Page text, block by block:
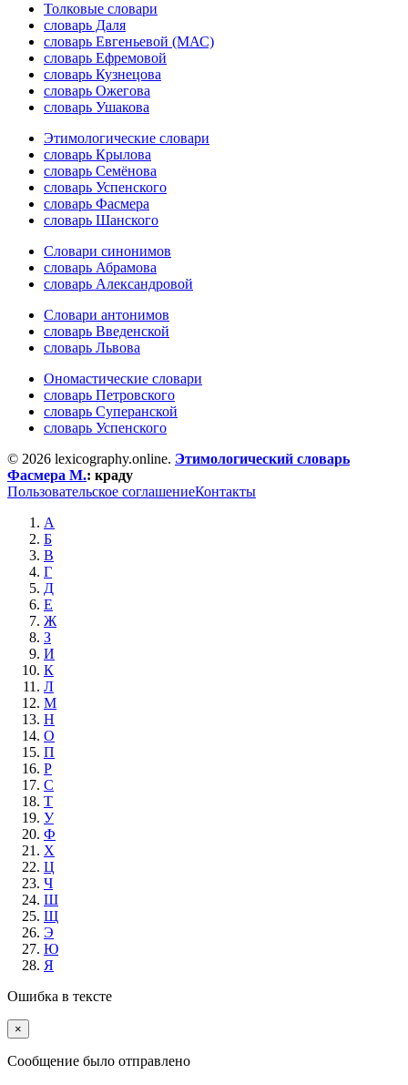
Толковые словари
словарь Даля
словарь Евгеньевой (МАС)
словарь Ефремовой
словарь Кузнецова
словарь Ожегова
словарь Ушакова
Этимологические словари
словарь Крылова
словарь Семёнова
словарь Успенского
словарь Фасмера
словарь Шанского
Словари синонимов
словарь Абрамова
словарь Александровой
Словари антонимов
словарь Введенской
словарь Львова
Ономастические словари
словарь Петровского
словарь Суперанской
словарь Успенского
© 2026 lexicography.online. Этимологический словарь
Фасмера М.: краду
Пользовательское соглашениеКонтакты
А
Б
В
Г
Д
Е
Ж
З
И
К
Л
М
Н
О
П
Р
С
Т
У
Ф
Х
Ц
Ч
Ш
Щ
Э
Ю
Я
Ошибка в тексте
×
Cообщение было отправлено